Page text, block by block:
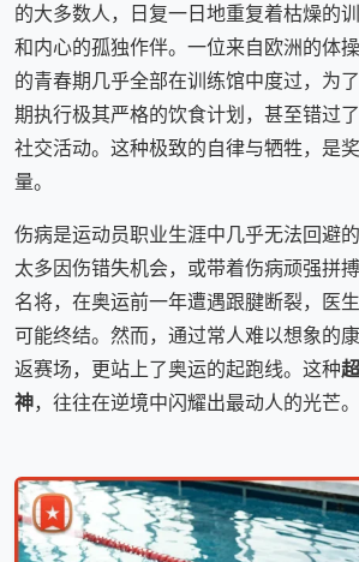
的大多数人，日复一日地重复着枯燥的
和内心的孤独作伴。一位来自欧洲的体
的青春期几乎全部在训练馆中度过，为
期执行极其严格的饮食计划，甚至错过
社交活动。这种极致的自律与牺牲，是
量。
伤病是运动员职业生涯中几乎无法回避
太多因伤错失机会，或带着伤病顽强拼
名将，在奥运前一年遭遇跟腱断裂，医
可能终结。然而，通过常人难以想象的
返赛场，更站上了奥运的起跑线。这种
神，往往在逆境中闪耀出最动人的光芒。